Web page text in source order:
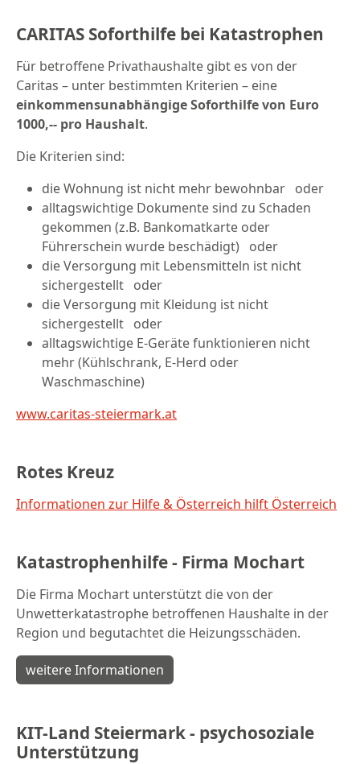
CARITAS Soforthilfe bei Katastrophen
Für betroffene Privathaushalte gibt es von der
Caritas – unter bestimmten Kriterien – eine
einkommensunabhängige Soforthilfe von Euro
1000,-- pro Haushalt.
Die Kriterien sind:
die Wohnung ist nicht mehr bewohnbar oder
alltagswichtige Dokumente sind zu Schaden
gekommen (z.B. Bankomatkarte oder
Führerschein wurde beschädigt) oder
die Versorgung mit Lebensmitteln ist nicht
sichergestellt oder
die Versorgung mit Kleidung ist nicht
sichergestellt oder
alltagswichtige E-Geräte funktionieren nicht
mehr (Kühlschrank, E-Herd oder
Waschmaschine)
www.caritas-steiermark.at
Rotes Kreuz
Informationen zur Hilfe & Österreich hilft Österreich
Katastrophenhilfe - Firma Mochart
Die Firma Mochart unterstützt die von der
Unwetterkatastrophe betroffenen Haushalte in der
Region und begutachtet die Heizungsschäden.
weitere Informationen
KIT-Land Steiermark - psychosoziale
Unterstützung